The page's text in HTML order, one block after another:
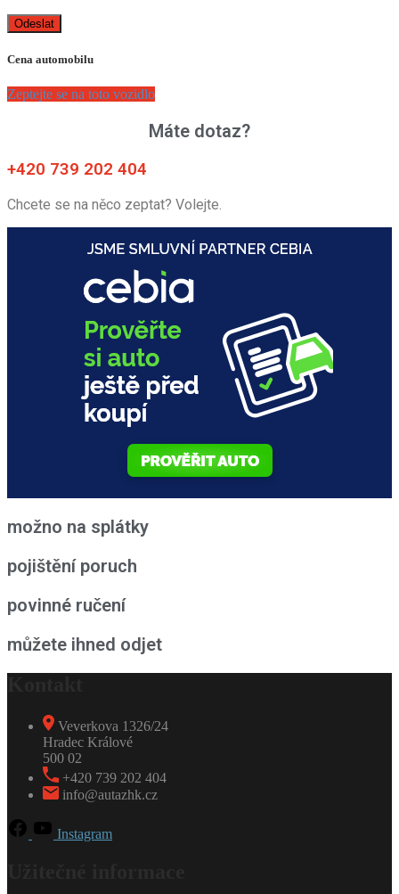
Cena automobilu
Zeptejte se na toto vozidlo
Máte dotaz?
+420 739 202 404
Chcete se na něco zeptat? Volejte.
možno na splátky
pojištění poruch
povinné ručení
můžete ihned odjet
Veverkova 1326/24
Hradec Králové
500 02
+420 739 202 404
info@autazhk.cz
Instagram